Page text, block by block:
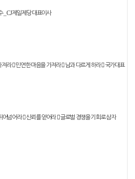
_ CJ제일제당 대표이사
져라 민연한 마음을 가져라 남과 다르게 하라 국가대표
어넘어라 신뢰를 얻어라 󰠐글로벌 경쟁을 기회로 삼자